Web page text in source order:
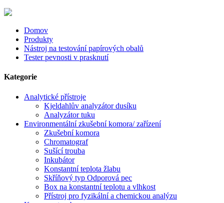
Domov
Produkty
Nástroj na testování papírových obalů
Tester pevnosti v prasknutí
Kategorie
Analytické přístroje
Kjeldahlův analyzátor dusíku
Analyzátor tuku
Environmentální zkušební komora/ zařízení
Zkušební komora
Chromatograf
Sušící trouba
Inkubátor
Konstantní teplota žlabu
Skříňový typ Odporová pec
Box na konstantní teplotu a vlhkost
Přístroj pro fyzikální a chemickou analýzu